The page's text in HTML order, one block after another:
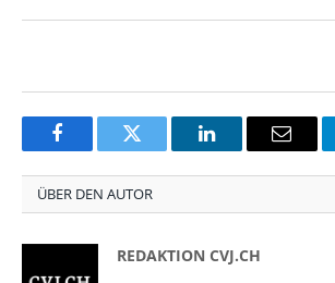
FacebookTwitter LinkedInEmail
ÜBER DEN AUTOR
REDAKTION CVJ.CH